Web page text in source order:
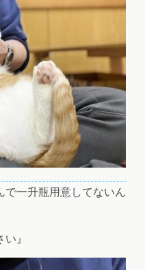
一升瓶用意してないん
』